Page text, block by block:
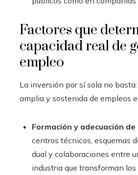
Factores que
capacidad real de
empleo
La inversión por sí sola no
amplia y sostenida de empleos
Formación y adecuación
centros técnicos, esquemas
dual y colaboraciones entre
industria que transforman